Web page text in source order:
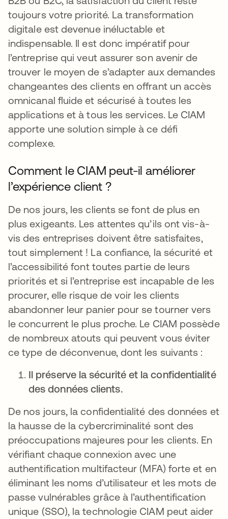
toujours votre priorité. La transformation
digitale est devenue inéluctable et
indispensable. Il est donc impératif pour
l’entreprise qui veut assurer son avenir de
trouver le moyen de s’adapter aux demandes
changeantes des clients en offrant un accès
omnicanal fluide et sécurisé à toutes les
applications et à tous les services. Le CIAM
apporte une solution simple à ce défi
complexe.
Comment le CIAM peut-il améliorer
l’expérience client ?
De nos jours, les clients se font de plus en
plus exigeants. Les attentes qu’ils ont vis-à-
vis des entreprises doivent être satisfaites,
tout simplement ! La confiance, la sécurité et
l’accessibilité font toutes partie de leurs
priorités et si l’entreprise est incapable de les
procurer, elle risque de voir les clients
abandonner leur panier pour se tourner vers
le concurrent le plus proche. Le CIAM possède
de nombreux atouts qui peuvent vous éviter
ce type de déconvenue, dont les suivants :
Il préserve la sécurité et la confidentialité
des données clients.
De nos jours, la confidentialité des données et
la hausse de la cybercriminalité sont des
préoccupations majeures pour les clients. En
vérifiant chaque connexion avec une
authentification multifacteur (MFA) forte et en
éliminant les noms d’utilisateur et les mots de
passe vulnérables grâce à l’authentification
unique (SSO), la technologie CIAM peut aider